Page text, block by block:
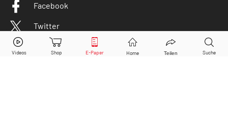
q.beyond Aktie jetzt handeln?
Facebook
Twitter